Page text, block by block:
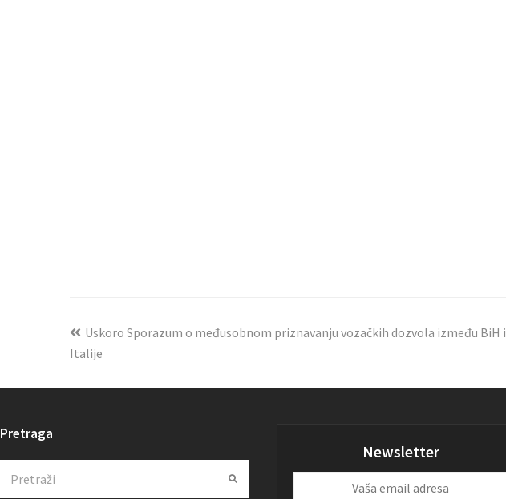
Uskoro Sporazum o međusobnom priznavanju vozačkih dozvola između BiH i
Italije
Pretraga
Submit
Newsletter